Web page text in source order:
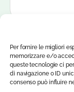
Per fornire le migliori
memorizzare e/o
queste tecnologie ci
di navigazione o ID
consenso può influire